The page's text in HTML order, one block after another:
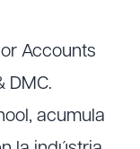
Accounts
DMC.
acumula